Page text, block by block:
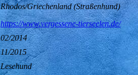
Rhodos/Griechenland (Straßenhund)
https://www.vergessene-tierseelen.de/
02/2014
11/2015
Lesehund